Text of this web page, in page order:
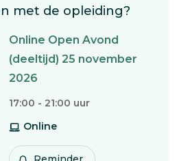
met de opleiding?
Online Open Avond
(deeltijd) 25 november
2026
17:00 - 21:00 uur
Online